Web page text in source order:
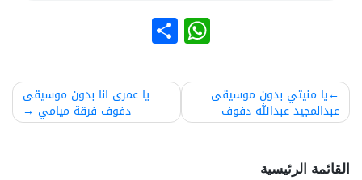
WhatsApp
نشر
تصفّح
المقالات
يا منيتي بدون موسيقى
عبدالمجيد عبدالله دفوف
يا عمرى انا بدون موسيقى
دفوف فرقة ميامي
القائمة الرئيسية